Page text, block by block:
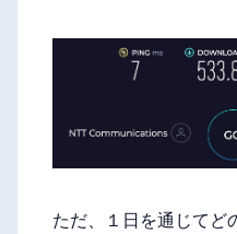
ただ、１日を通じてど